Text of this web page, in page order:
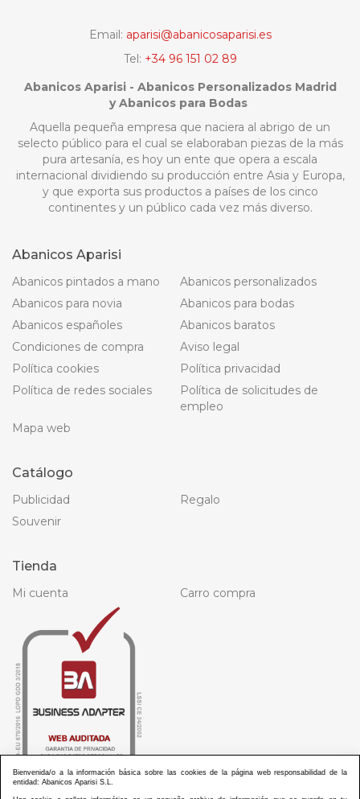
Email: aparisi@abanicosaparisi.es
Tel: +34 96 151 02 89
Abanicos Aparisi - Abanicos Personalizados Madrid
y Abanicos para Bodas
Aquella pequeña empresa que naciera al abrigo de un
selecto público para el cual se elaboraban piezas de la más
pura artesanía, es hoy un ente que opera a escala
internacional dividiendo su producción entre Asia y Europa,
y que exporta sus productos a países de los cinco
continentes y un público cada vez más diverso.
Abanicos Aparisi
Abanicos pintados a mano
Abanicos personalizados
Abanicos para novia
Abanicos para bodas
Abanicos españoles
Abanicos baratos
Condiciones de compra
Aviso legal
Política cookies
Política privacidad
Política de redes sociales
Política de solicitudes de
empleo
Mapa web
Catálogo
Publicidad
Regalo
Souvenir
Tienda
Mi cuenta Carro compra
Bienvenida/o a la información básica sobre las cookies de la página web responsabilidad de la
entidad: Abanicos Aparisi S.L.